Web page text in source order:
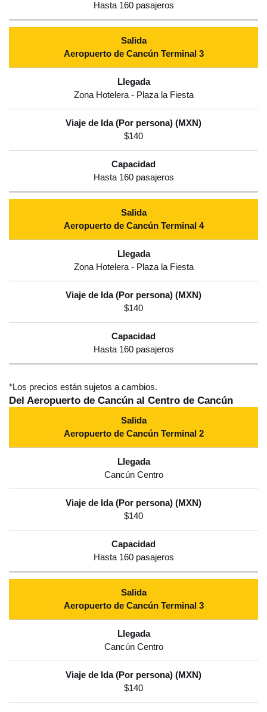
Hasta 160 pasajeros
Aeropuerto de Cancún Terminal 3
Zona Hotelera - Plaza la Fiesta
$140
Hasta 160 pasajeros
Aeropuerto de Cancún Terminal 4
Zona Hotelera - Plaza la Fiesta
$140
Hasta 160 pasajeros
*Los precios están sujetos a cambios.
Del Aeropuerto de Cancún al Centro de Cancún
Aeropuerto de Cancún Terminal 2
Cancún Centro
$140
Hasta 160 pasajeros
Aeropuerto de Cancún Terminal 3
Cancún Centro
$140